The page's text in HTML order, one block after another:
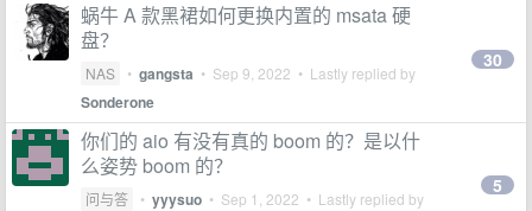
蜗牛 A 款黑裙如何更换内置的 msata 硬
盘？
NAS • gangsta • Sep 9, 2022 • Lastly replied by
Sonderone
30
你们的 aio 有没有真的 boom 的？是以什
么姿势 boom 的？
问与答 • yyysuo • Sep 1, 2022 • Lastly replied by
5